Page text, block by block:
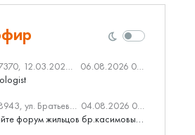
Гость 7370, 12.03.2020 Вебинар от Нмаркет.ПРО: «Актуальное об ипотеке: что нужно знать»
06.08.2026 04:00
Гость 8943, ул. Братьев Касимовых, 62 04.08.2026 08:34
На сайте форум жильцов бр.касимовых 62у дома растут красивые...